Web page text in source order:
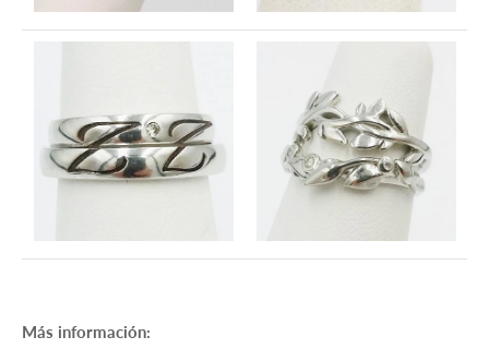
Más información: